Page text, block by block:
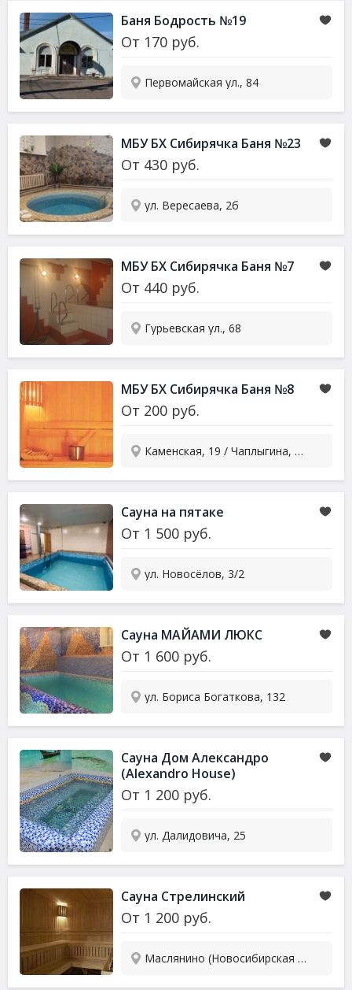
Баня Бодрость №19
От 170 руб.
Первомайская ул., 84
МБУ БХ Сибирячка Баня №23
От 430 руб.
ул. Вересаева, 2б
МБУ БХ Сибирячка Баня №7
От 440 руб.
Гурьевская ул., 68
МБУ БХ Сибирячка Баня №8
От 200 руб.
Каменская, 19 / Чаплыгина, 99
Сауна на пятаке
От 1 500 руб.
ул. Новосёлов, 3/2
Сауна МАЙАМИ ЛЮКС
От 1 600 руб.
ул. Бориса Богаткова, 132
Сауна Дом Александро
(Alexandro House)
От 1 200 руб.
ул. Далидовича, 25
Сауна Стрелинский
От 1 200 руб.
Маслянино (Новосибирская обл.), Никитина, 20